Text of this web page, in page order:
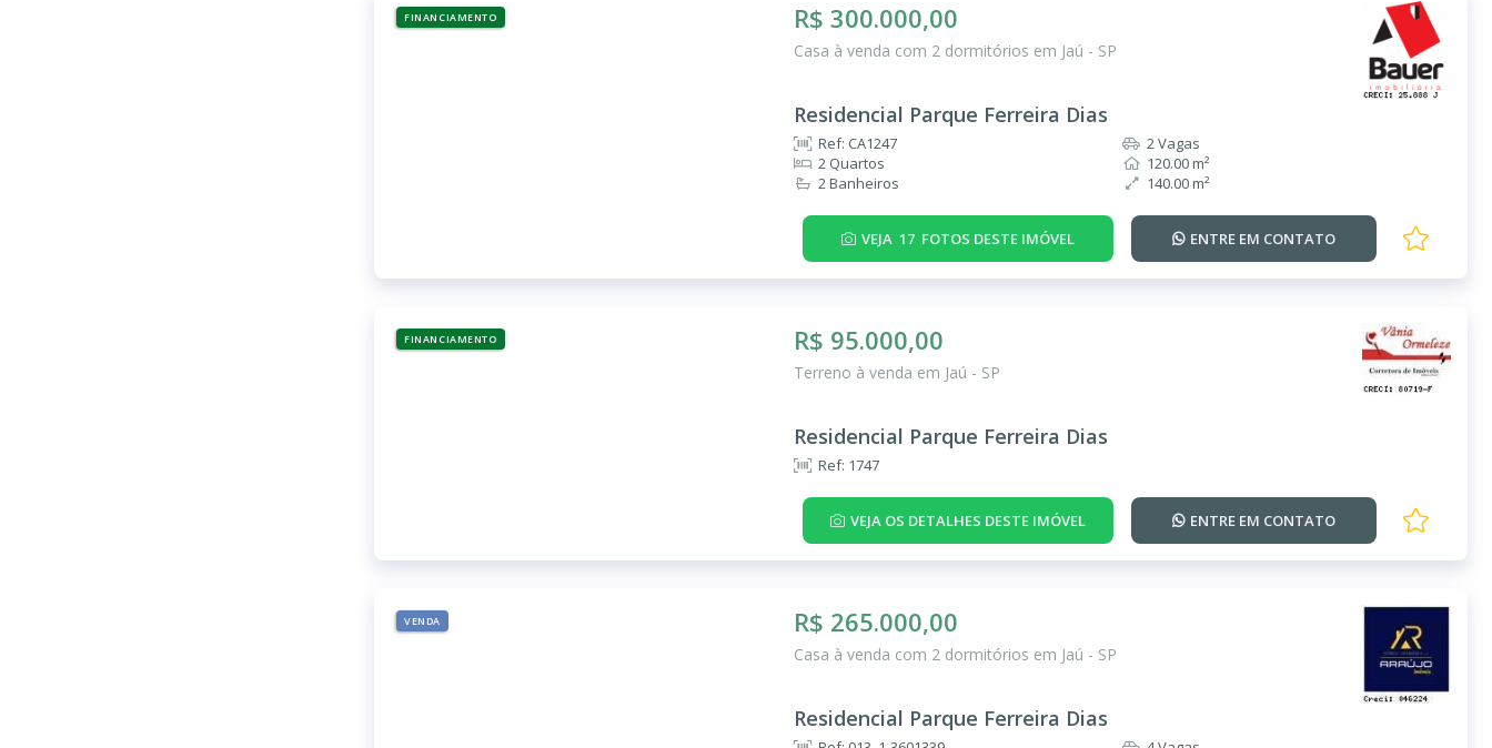
FINANCIAMENTO R$ 300.000,00
Casa à venda com 2 dormitórios em Jaú - SP
Residencial Parque Ferreira Dias
Ref: CA1247
2 Quartos
2 Banheiros
2 Vagas
120.00 m²
140.00 m²
VEJA 17 FOTOS DESTE IMÓVEL ENTRE EM CONTATO
FINANCIAMENTO R$ 95.000,00
Terreno à venda em Jaú - SP
Residencial Parque Ferreira Dias
Ref: 1747
VEJA OS DETALHES DESTE IMÓVEL ENTRE EM CONTATO
VENDA R$ 265.000,00
Casa à venda com 2 dormitórios em Jaú - SP
Residencial Parque Ferreira Dias